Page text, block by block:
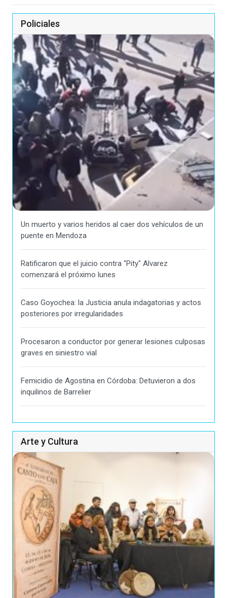
Policiales
Un muerto y varios heridos al caer dos vehículos de un
puente en Mendoza
Ratificaron que el juicio contra "Pity" Alvarez
comenzará el próximo lunes
Caso Goyochea: la Justicia anula indagatorias y actos
posteriores por irregularidades
Procesaron a conductor por generar lesiones culposas
graves en siniestro vial
Femicidio de Agostina en Córdoba: Detuvieron a dos
inquilinos de Barrelier
Arte y Cultura